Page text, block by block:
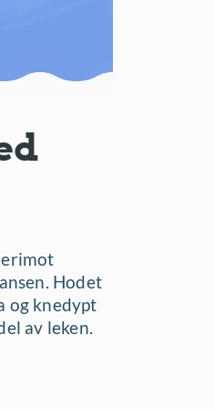
Hodet
og knedypt
av leken.